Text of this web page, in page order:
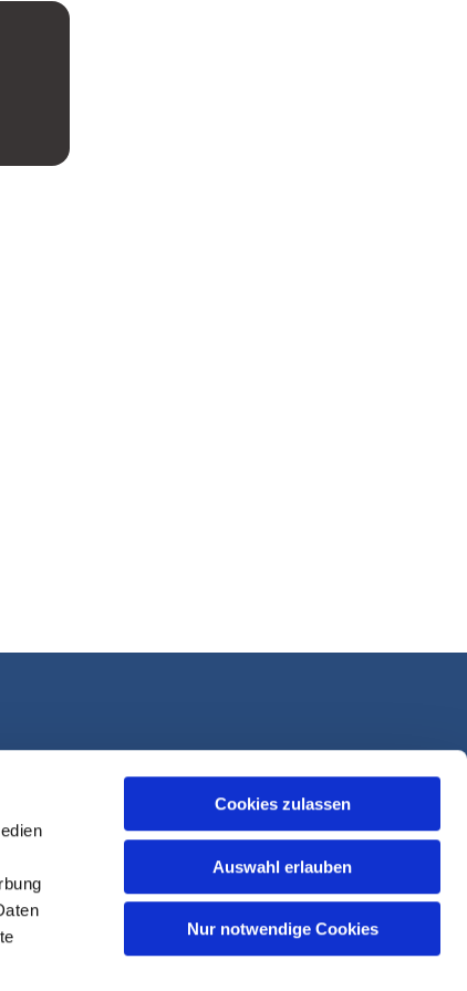
Cookies zulassen
Auswahl erlauben
Nur notwendige Cookies